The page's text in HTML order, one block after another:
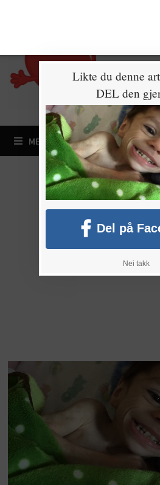
MENY
Likte du denne
DEL den
Del på
Nei takk